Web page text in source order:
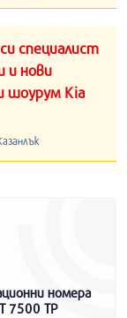
специалист
и нови
шоурум Kia
номера
7500 ТР